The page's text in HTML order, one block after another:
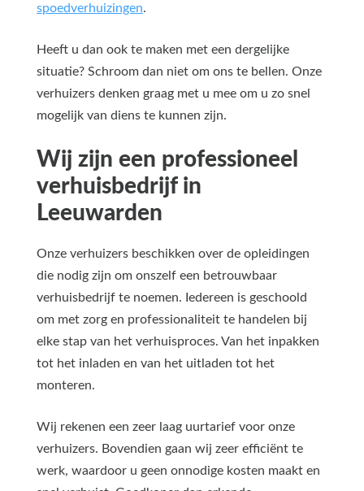
spoedverhuizingen.
Heeft u dan ook te maken met een dergelijke
situatie? Schroom dan niet om ons te bellen. Onze
verhuizers denken graag met u mee om u zo snel
mogelijk van diens te kunnen zijn.
Wij zijn een professioneel
verhuisbedrijf in
Leeuwarden
Onze verhuizers beschikken over de opleidingen
die nodig zijn om onszelf een betrouwbaar
verhuisbedrijf te noemen. Iedereen is geschoold
om met zorg en professionaliteit te handelen bij
elke stap van het verhuisproces. Van het inpakken
tot het inladen en van het uitladen tot het
monteren.
Wij rekenen een zeer laag uurtarief voor onze
verhuizers. Bovendien gaan wij zeer efficiënt te
werk, waardoor u geen onnodige kosten maakt en